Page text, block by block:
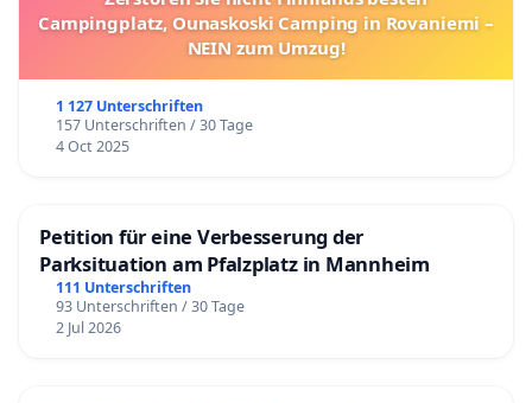
Campingplatz, Ounaskoski Camping in Rovaniemi –
NEIN zum Umzug!
1 127 Unterschriften
157 Unterschriften / 30 Tage
4 Oct 2025
Petition für eine Verbesserung der
Parksituation am Pfalzplatz in Mannheim
111 Unterschriften
93 Unterschriften / 30 Tage
2 Jul 2026